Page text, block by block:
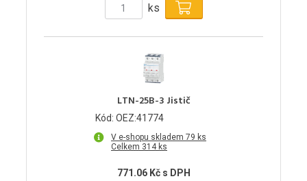
ks
LTN-25B-3 Jistič
Kód: OEZ:41774
V e-shopu skladem 79 ks
Celkem 314 ks
771.06 Kč s DPH